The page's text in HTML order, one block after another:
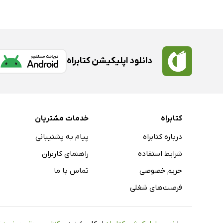
دانلود اپلیکیشن کتابراه
کتابراه
درباره کتابراه
شرایط استفاده
حریم خصوصی
فرصت‌های شغلی
خدمات مشتریان
پیام به پشتیبانی
راهنمای کاربران
تماس با ما